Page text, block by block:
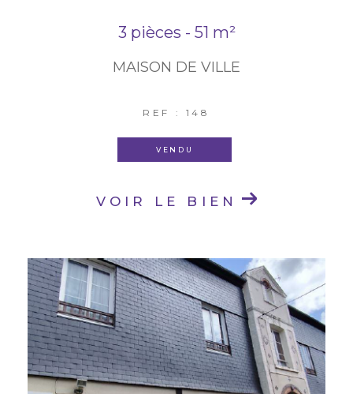
3 pièces - 51 m²
MAISON DE VILLE
REF : 148
VENDU
VOIR LE BIEN